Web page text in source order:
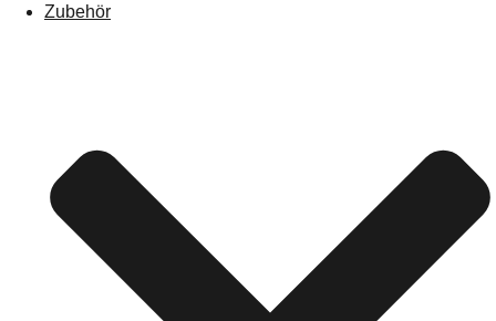
Zubehör